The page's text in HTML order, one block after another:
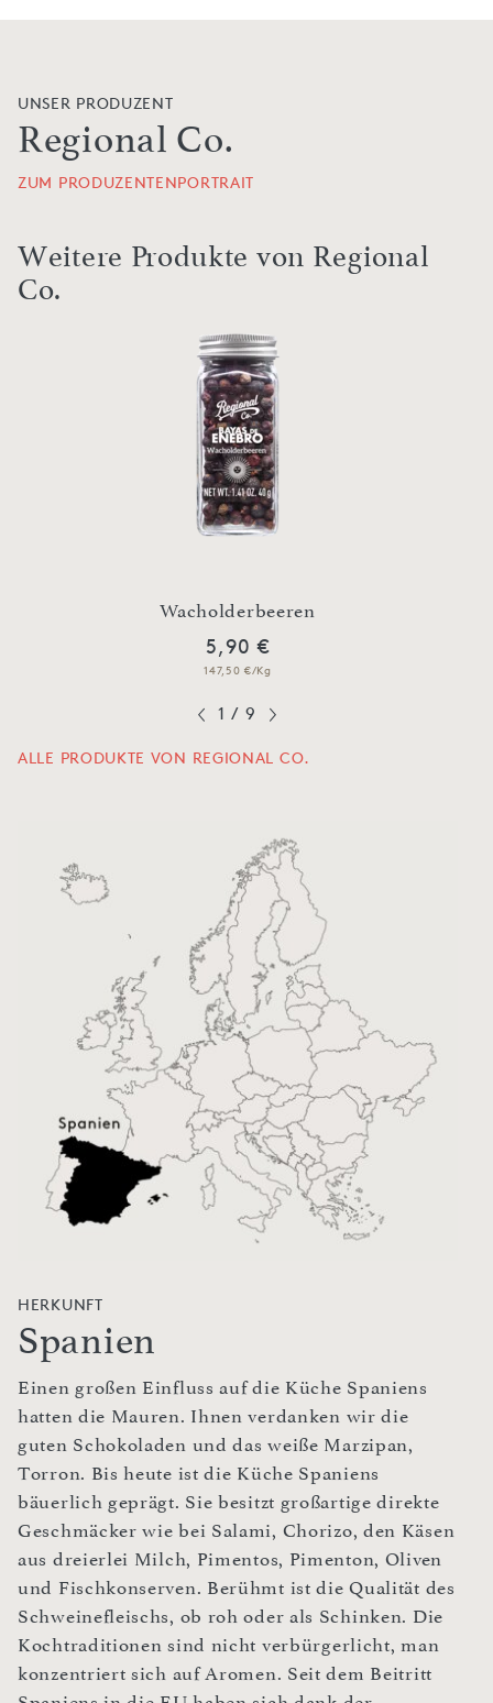
UNSER PRODUZENT
Regional Co.
ZUM PRODUZENTENPORTRAIT
Weitere Produkte von Regional
Co.
Wacholderbeeren
5,90 €
147,50 €/Kg
1 / 9
ALLE PRODUKTE VON REGIONAL CO.
HERKUNFT
Spanien
Einen großen Einfluss auf die Küche Spaniens
hatten die Mauren. Ihnen verdanken wir die
guten Schokoladen und das weiße Marzipan,
Torron. Bis heute ist die Küche Spaniens
bäuerlich geprägt. Sie besitzt großartige direkte
Geschmäcker wie bei Salami, Chorizo, den Käsen
aus dreierlei Milch, Pimentos, Pimenton, Oliven
und Fischkonserven. Berühmt ist die Qualität des
Schweinefleischs, ob roh oder als Schinken. Die
Kochtraditionen sind nicht verbürgerlicht, man
konzentriert sich auf Aromen. Seit dem Beitritt